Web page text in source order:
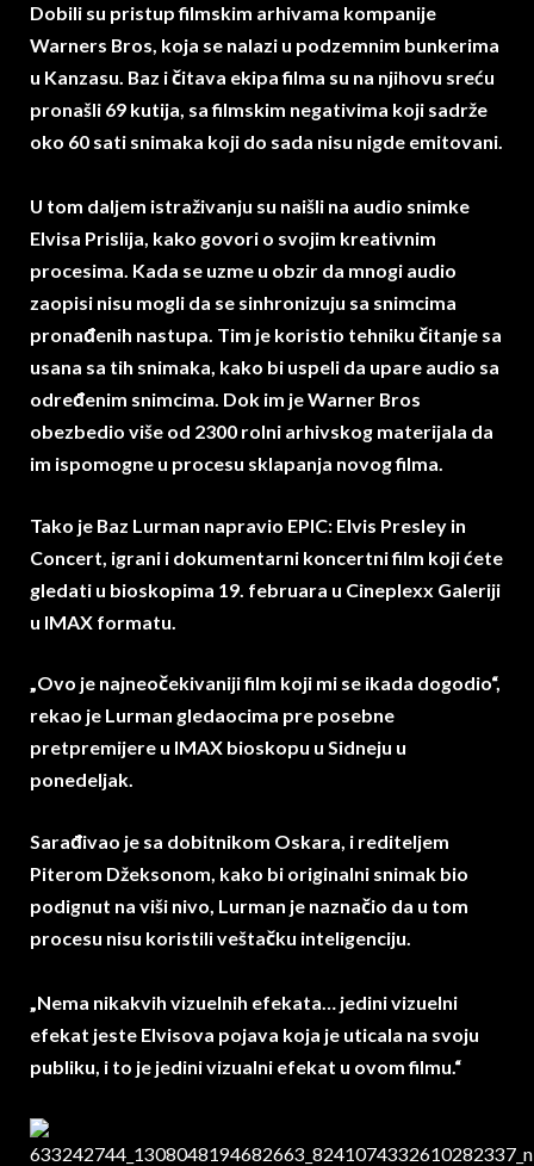
Dobili su pristup filmskim arhivama kompanije
Warners Bros, koja se nalazi u podzemnim bunkerima
u Kanzasu. Baz i čitava ekipa filma su na njihovu sreću
pronašli 69 kutija, sa filmskim negativima koji sadrže
oko 60 sati snimaka koji do sada nisu nigde emitovani.
U tom daljem istraživanju su naišli na audio snimke
Elvisa Prislija, kako govori o svojim kreativnim
procesima. Kada se uzme u obzir da mnogi audio
zaopisi nisu mogli da se sinhronizuju sa snimcima
pronađenih nastupa. Tim je koristio tehniku čitanje sa
usana sa tih snimaka, kako bi uspeli da upare audio sa
određenim snimcima. Dok im je Warner Bros
obezbedio više od 2300 rolni arhivskog materijala da
im ispomogne u procesu sklapanja novog filma.
Tako je Baz Lurman napravio EPIC: Elvis Presley in
Concert, igrani i dokumentarni koncertni film koji ćete
gledati u bioskopima 19. februara u Cineplexx Galeriji
u IMAX formatu.
„Ovo je najneočekivaniji film koji mi se ikada dogodio“,
rekao je Lurman gledaocima pre posebne
pretpremijere u IMAX bioskopu u Sidneju u
ponedeljak.
Sarađivao je sa dobitnikom Oskara, i rediteljem
Piterom Džeksonom, kako bi originalni snimak bio
podignut na viši nivo, Lurman je naznačio da u tom
procesu nisu koristili veštačku inteligenciju.
„Nema nikakvih vizuelnih efekata… jedini vizuelni
efekat jeste Elvisova pojava koja je uticala na svoju
publiku, i to je jedini vizualni efekat u ovom filmu.“